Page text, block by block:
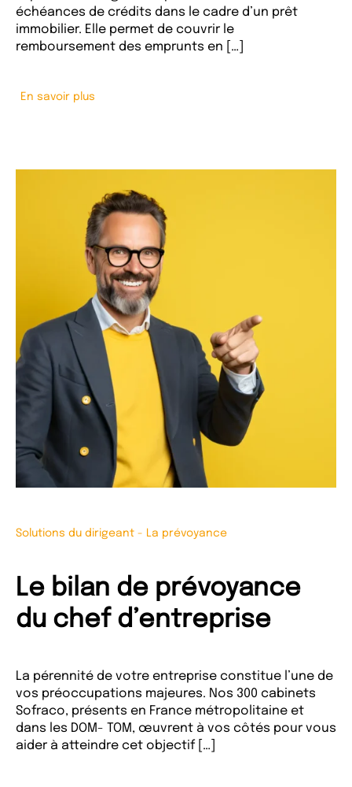
échéances de crédits dans le cadre d’un prêt
immobilier. Elle permet de couvrir le
remboursement des emprunts en […]
En savoir plus
Solutions du dirigeant - La prévoyance
Le bilan de prévoyance
du chef d’entreprise
La pérennité de votre entreprise constitue l’une de
vos préoccupations majeures. Nos 300 cabinets
Sofraco, présents en France métropolitaine et
dans les DOM- TOM, œuvrent à vos côtés pour vous
aider à atteindre cet objectif […]